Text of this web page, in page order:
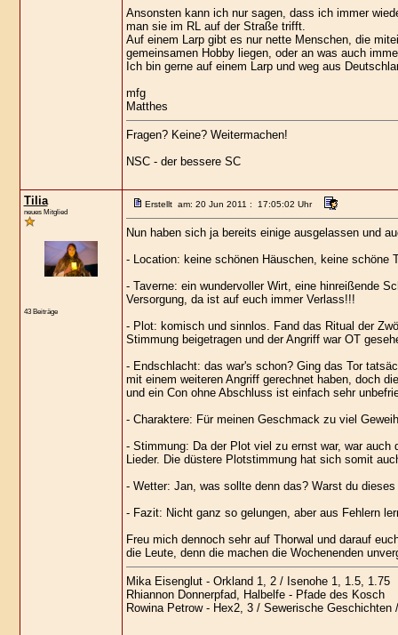
Ansonsten kann ich nur sagen, dass ich immer
man sie im RL auf der Straße trifft.
Auf einem Larp gibt es nur nette Menschen, die
gemeinsamen Hobby liegen, oder an was auch
Ich bin gerne auf einem Larp und weg aus
mfg
Matthes
Fragen? Keine? Weitermachen!
NSC - der bessere SC
Tilia
neues Mitglied
43 Beiträge
Erstellt am: 20 Jun 2011 : 17:05:02 Uhr
Nun haben sich ja bereits einige ausgelassen und
- Location: keine schönen Häuschen, keine schöne
- Taverne: ein wundervoller Wirt, eine hinreißende
Versorgung, da ist auf euch immer Verlass!!!
- Plot: komisch und sinnlos. Fand das Ritual der
Stimmung beigetragen und der Angriff war OT
- Endschlacht: das war's schon? Ging das Tor
mit einem weiteren Angriff gerechnet haben, doch
und ein Con ohne Abschluss ist einfach sehr
- Charaktere: Für meinen Geschmack zu viel
- Stimmung: Da der Plot viel zu ernst war, war auch
Lieder. Die düstere Plotstimmung hat sich somit
- Wetter: Jan, was sollte denn das? Warst du
- Fazit: Nicht ganz so gelungen, aber aus Fehlern
Freu mich dennoch sehr auf Thorwal und darauf
die Leute, denn die machen die Wochenenden
Mika Eisenglut - Orkland 1, 2 / Isenohe 1, 1.5, 1.75
Rhiannon Donnerpfad, Halbelfe - Pfade des Kosch
Rowina Petrow - Hex2, 3 / Sewerische Geschichten